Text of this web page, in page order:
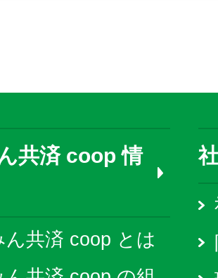
共済 coop 情
ん共済 coop とは